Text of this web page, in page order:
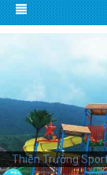
Thiên Trường
Thiên Trường